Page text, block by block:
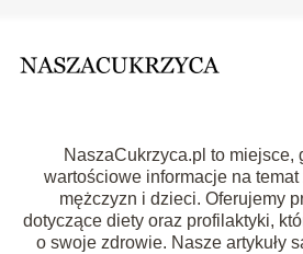
NaszaCukrzyca.pl to miejsce,
wartościowe informacje na
mężczyzn i dzieci. Oferujemy
dotyczące diety oraz profilaktyki,
o swoje zdrowie. Nasze artykuły